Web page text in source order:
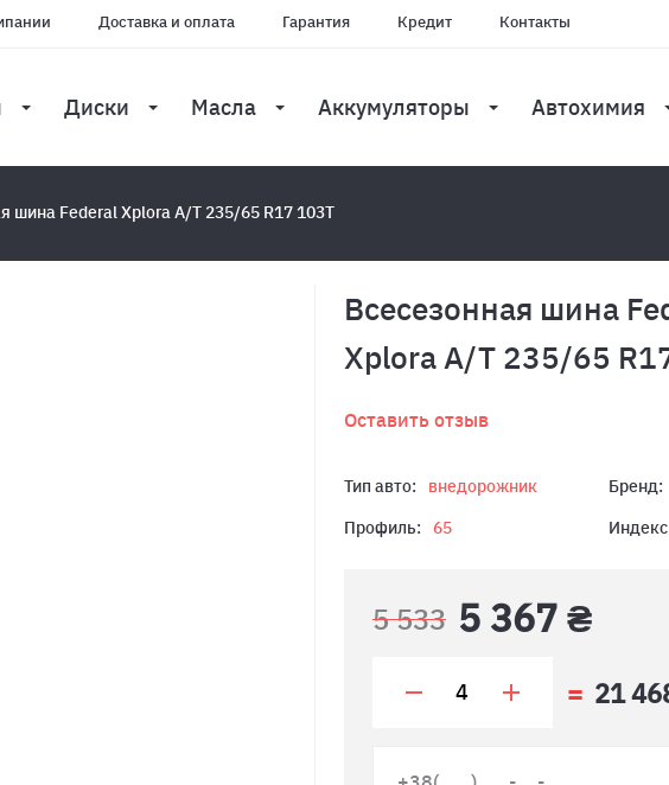
Доставка и оплата Гарантия Кредит Контакты
Диски Масла Аккумуляторы Автохимия
шина Federal Xplora A/T 235/65 R17 103T
Всесезонная шина
Xplora A/T 235/65
Оставить отзыв
Тип авто: внедорожник Бренд:
Профиль:
65 Индекс
5 533 5 367 ₴
21